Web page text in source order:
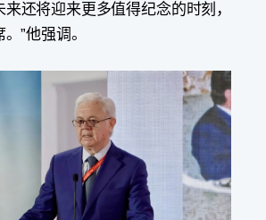
还将迎来更多值得纪念的时刻，
”他强调。